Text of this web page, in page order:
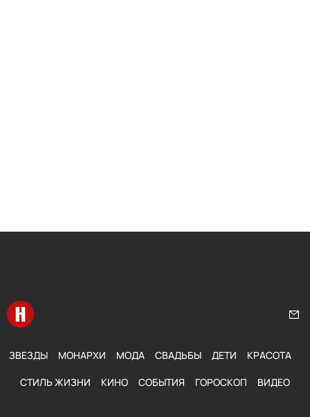
Перейти на главную
ЗВЕЗДЫ МОНАРХИ МОДА СВАДЬБЫ ДЕТИ КРАСОТА
СТИЛЬ ЖИЗНИ КИНО СОБЫТИЯ ГОРОСКОП ВИДЕО